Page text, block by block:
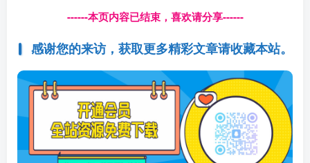
------本页内容已结束，喜欢请分享------
感谢您的来访，获取更多精彩文章请收藏本站。